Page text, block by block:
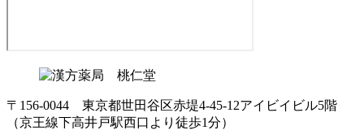
〒156-0044 東京都世田谷区赤堤4-45-12アイビイビル5階
（京王線下高井戸駅西口より徒歩1分）